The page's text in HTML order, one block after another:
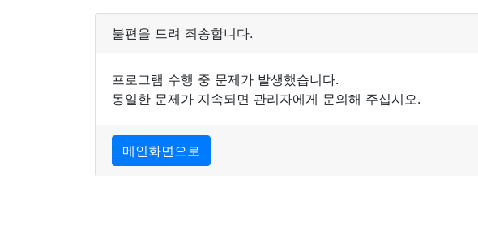
불편을 드려 죄송합니다.
프로그램 수행 중 문제가 발생했습니다.
동일한 문제가 지속되면 관리자에게 문의해 주십시오.
메인화면으로